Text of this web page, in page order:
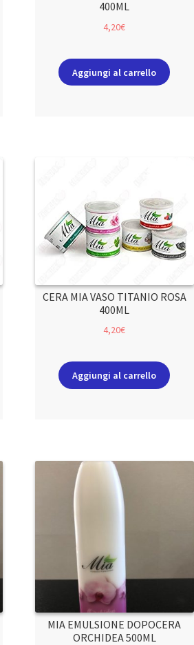
400ML
4,20€
Aggiungi al carrello
CERA MIA VASO TITANIO ROSA
400ML
4,20€
Aggiungi al carrello
MIA EMULSIONE DOPOCERA
ORCHIDEA 500ML